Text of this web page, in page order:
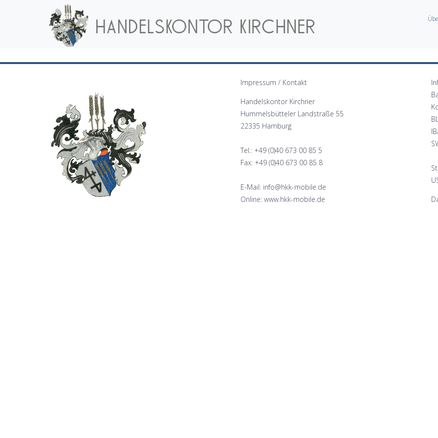
Impressum / Kontakt
Handelskontor Kirchner
Hummelsbütteler Landstraße 55
22335 Hamburg
Tel.: +49 (0)40 673 00 85 5
Fax: +49 (0)40 673 00 85 8
E-Mail: info@hkk-mobile.de
Online: www.hkk-mobile.de